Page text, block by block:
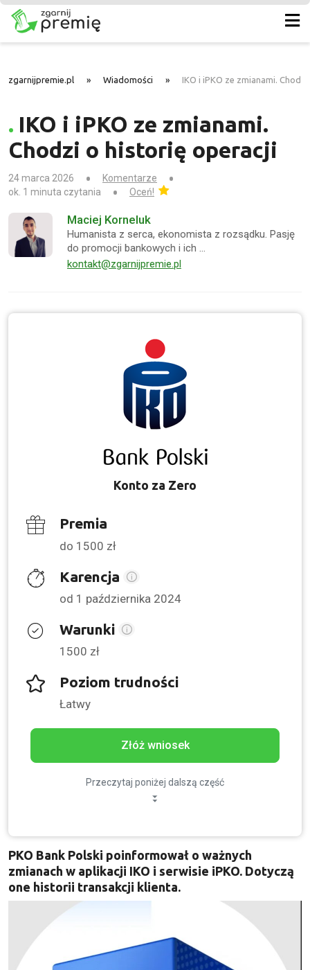
zgarnijpremie.pl » Wiadomości » IKO i iPKO ze zmianami.
IKO i iPKO ze zmianami.
Chodzi o historię operacji
24 marca 2026
Komentarze
ok. 1 minuta czytania
Oceń!
Maciej Korneluk
Humanista z serca, ekonomista z rozsądku. Pasję
do promocji bankowych i ich …
kontakt@zgarnijpremie.pl
Konto za Zero
Premia
do 1500 zł
Karencja
od 1 października 2024
Warunki
1500 zł
Poziom trudności
Łatwy
Złóż wniosek
Przeczytaj poniżej dalszą część
PKO Bank Polski poinformował o ważnych
zmianach w aplikacji IKO i serwisie iPKO. Dotyczą
one historii transakcji klienta.